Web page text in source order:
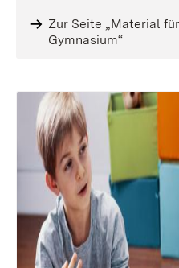
Zur Seite „Material
Gymnasium“